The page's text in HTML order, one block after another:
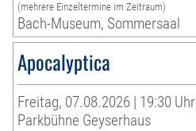
(mehrere Einzeltermine im Zeitraum)
Bach-Museum, Sommersaal
Apocalyptica
Freitag, 07.08.2026 | 19:30 Uhr
Parkbühne Geyserhaus